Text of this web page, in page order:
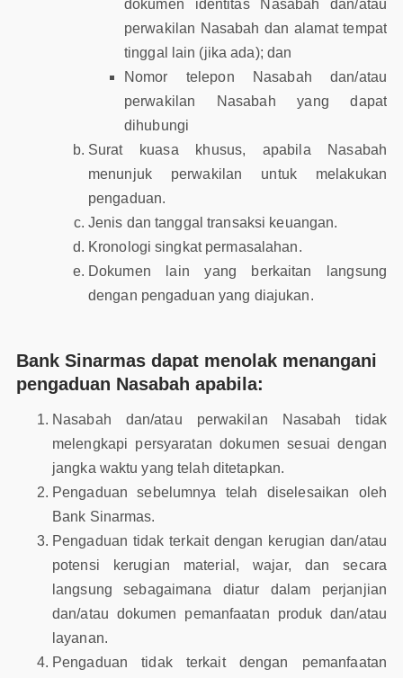
dokumen identitas Nasabah dan/atau
perwakilan Nasabah dan alamat tempat
tinggal lain (jika ada); dan
Nomor telepon Nasabah dan/atau
perwakilan Nasabah yang dapat
dihubungi
Surat kuasa khusus, apabila Nasabah
menunjuk perwakilan untuk melakukan
pengaduan.
Jenis dan tanggal transaksi keuangan.
Kronologi singkat permasalahan.
Dokumen lain yang berkaitan langsung
dengan pengaduan yang diajukan.
Bank Sinarmas dapat menolak menangani
pengaduan Nasabah apabila:
Nasabah dan/atau perwakilan Nasabah tidak
melengkapi persyaratan dokumen sesuai dengan
jangka waktu yang telah ditetapkan.
Pengaduan sebelumnya telah diselesaikan oleh
Bank Sinarmas.
Pengaduan tidak terkait dengan kerugian dan/atau
potensi kerugian material, wajar, dan secara
langsung sebagaimana diatur dalam perjanjian
dan/atau dokumen pemanfaatan produk dan/atau
layanan.
Pengaduan tidak terkait dengan pemanfaatan